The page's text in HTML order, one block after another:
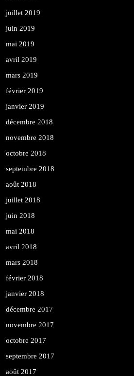
juillet 2019
juin 2019
mai 2019
avril 2019
mars 2019
février 2019
janvier 2019
décembre 2018
novembre 2018
octobre 2018
septembre 2018
août 2018
juillet 2018
juin 2018
mai 2018
avril 2018
mars 2018
février 2018
janvier 2018
décembre 2017
novembre 2017
octobre 2017
septembre 2017
août 2017